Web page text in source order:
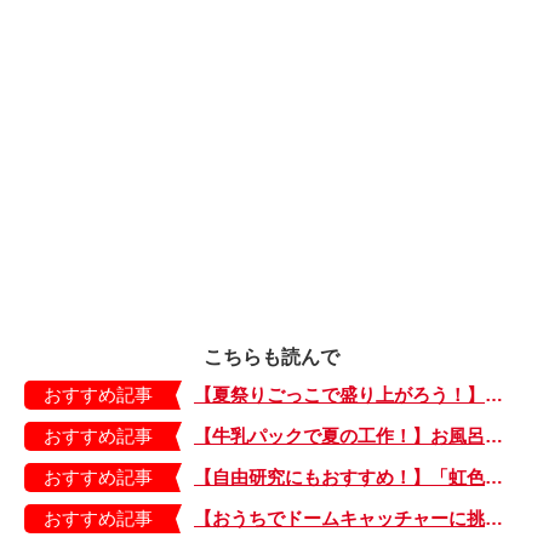
こちらも読んで
おすすめ記事
【夏祭りごっこで盛り上がろう！】紙皿やストローでフォトプロップス風のおしゃれな「おめん」の作り方
おすすめ記事
【牛乳パックで夏の工作！】お風呂やおうちプールで水に浮かべてあそぼ！「牛乳パックのぷかぷかボート」
おすすめ記事
【自由研究にもおすすめ！】「虹色うちわ」作ってみました！ 夏休みの工作に最＆高♪・編集部スタッフイチオシ！
おすすめ記事
【おうちでドームキャッチャーに挑戦だ】アンパンマン わくわくドームキャッチャー